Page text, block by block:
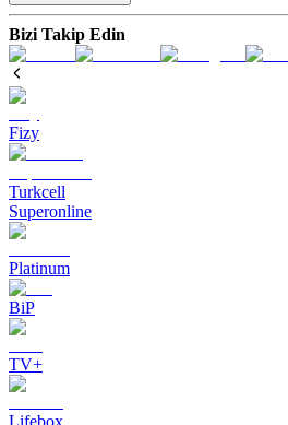
Bizi Takip Edin
Fizy
Turkcell
Superonline
Platinum
BiP
TV+
Lifebox